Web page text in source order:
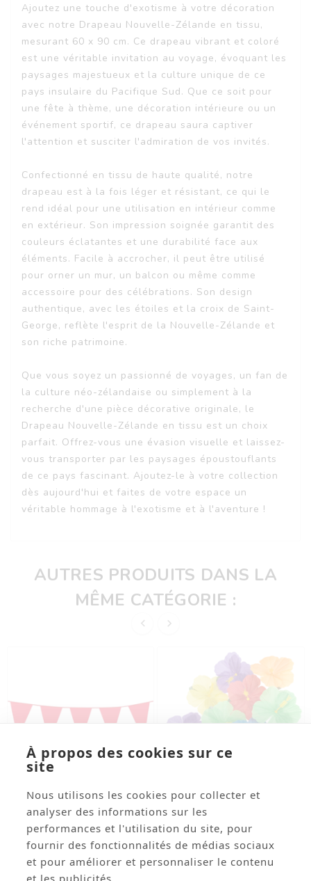
Ajoutez une touche d'exotisme à votre décoration
avec notre Drapeau Nouvelle-Zélande en tissu,
mesurant 60 x 90 cm. Ce drapeau vibrant et coloré
est une véritable invitation au voyage, évoquant les
paysages majestueux et la culture unique de ce
pays insulaire du Pacifique Sud. Que ce soit pour
une fête à thème, une décoration intérieure ou un
événement sportif, ce drapeau saura captiver
l'attention et susciter l'admiration de vos invités.
Confectionné en tissu de haute qualité, notre
drapeau est à la fois léger et résistant, ce qui le
rend idéal pour une utilisation en intérieur comme
en extérieur. Son impression soignée garantit des
couleurs éclatantes et une durabilité face aux
éléments. Facile à accrocher, il peut être utilisé
pour orner un mur, un balcon ou même comme
accessoire pour des célébrations. Son design
authentique, avec les étoiles et la croix de Saint-
George, reflète l'esprit de la Nouvelle-Zélande et
son riche patrimoine.
Que vous soyez un passionné de voyages, un fan de
la culture néo-zélandaise ou simplement à la
recherche d'une pièce décorative originale, le
Drapeau Nouvelle-Zélande en tissu est un choix
parfait. Offrez-vous une évasion visuelle et laissez-
vous transporter par les paysages époustouflants
de ce pays fascinant. Ajoutez-le à votre collection
dès aujourd'hui et faites de votre espace un
véritable hommage à l'exotisme et à l'aventure !
AUTRES PRODUITS DANS LA
MÊME CATÉGORIE :
 
 
Guirlande De Fanions
Rouges 30 X 20cm -
Plastique Long. 10m
Lot De 24 Fleurs Hibiscus
Tissu (Diam. 5 Cm)
À propos des cookies sur ce
site
Nous utilisons les cookies pour collecter et
analyser des informations sur les
performances et l'utilisation du site, pour
fournir des fonctionnalités de médias sociaux
et pour améliorer et personnaliser le contenu
et les publicités.